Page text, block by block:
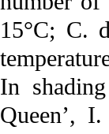
15°C; C.
In
Queen’,